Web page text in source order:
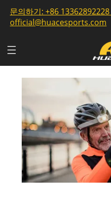
문의하기: +86 13362892228
official@huacesports.com